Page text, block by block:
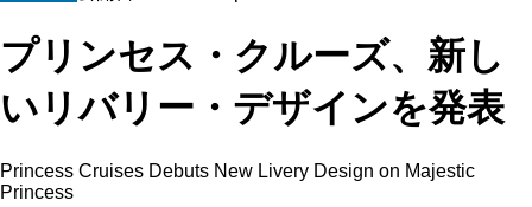
プリンセス・クルーズ、新し
いリバリー・デザインを発表
Princess Cruises Debuts New Livery Design on Majestic
Princess